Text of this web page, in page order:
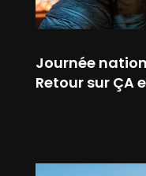
Journée
Retour sur ÇA